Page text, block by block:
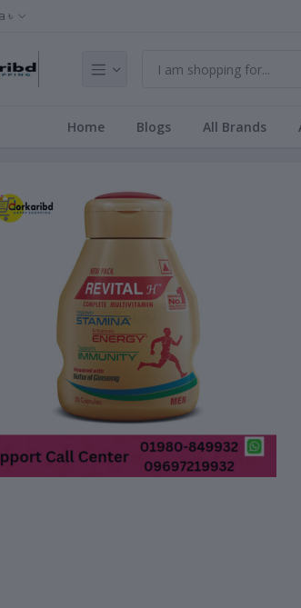
৳
Home Blogs All Brands